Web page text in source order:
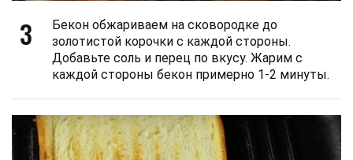
3
Бекон обжариваем на сковородке до
золотистой корочки с каждой стороны.
Добавьте соль и перец по вкусу. Жарим с
каждой стороны бекон примерно 1-2 минуты.